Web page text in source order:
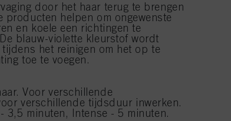
door het haar terug te brengen
producten helpen om ongewenste
en koele een richtingen te
blauw-violette kleurstof wordt
het reinigen om het op te
toe te voegen.
Voor verschillende
verschillende tijdsduur inwerken.
3,5 minuten, Intense - 5 minuten.